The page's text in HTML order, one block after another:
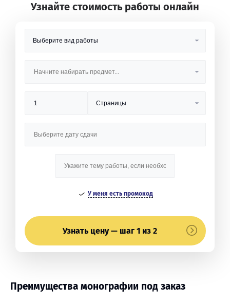
Узнайте стоимость работы онлайн
У меня есть промокод
Узнать цену — шаг 1 из 2
Преимущества монографии под заказ